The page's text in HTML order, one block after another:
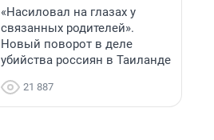
«Насиловал на глазах у
связанных родителей».
Новый поворот в деле
убийства россиян в Таиланде
21 887